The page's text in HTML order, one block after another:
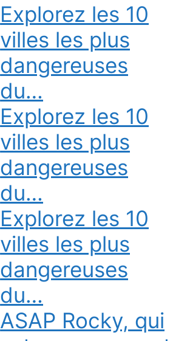
Explorez les 10
villes les plus
dangereuses
du…
Explorez les 10
villes les plus
dangereuses
du…
Explorez les 10
villes les plus
dangereuses
du…
ASAP Rocky, qui